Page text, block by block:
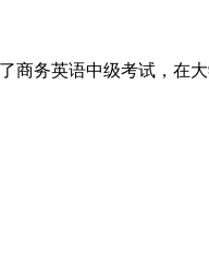
商务英语中级考试，在